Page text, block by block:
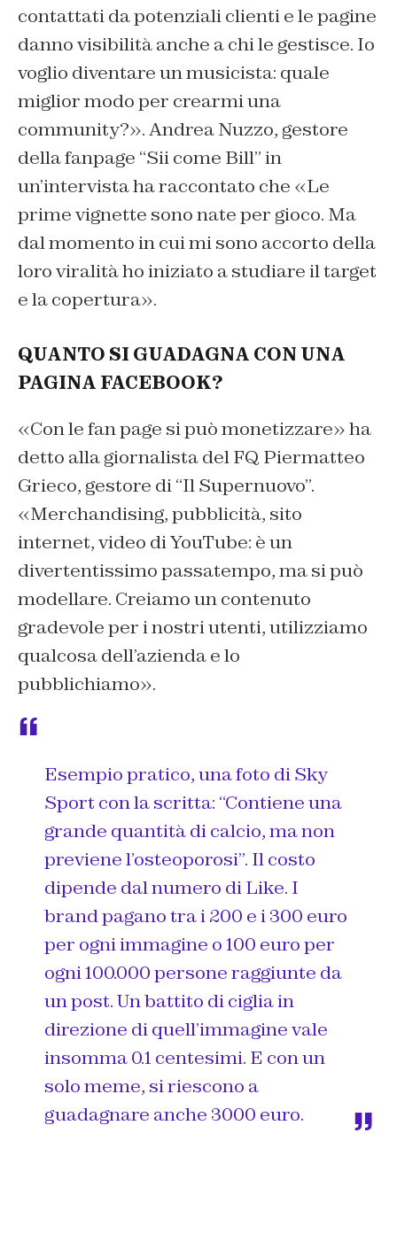
contattati da potenziali clienti e le pagine
danno visibilità anche a chi le gestisce. Io
voglio diventare un musicista: quale
miglior modo per crearmi una
community?». Andrea Nuzzo, gestore
della fanpage “Sii come Bill” in
un’intervista ha raccontato che «Le
prime vignette sono nate per gioco. Ma
dal momento in cui mi sono accorto della
loro viralità ho iniziato a studiare il target
e la copertura».
QUANTO SI GUADAGNA CON UNA
PAGINA FACEBOOK?
«Con le fan page si può monetizzare» ha
detto alla giornalista del FQ Piermatteo
Grieco, gestore di “Il Supernuovo”.
«Merchandising, pubblicità, sito
internet, video di YouTube: è un
divertentissimo passatempo, ma si può
modellare. Creiamo un contenuto
gradevole per i nostri utenti, utilizziamo
qualcosa dell’azienda e lo
pubblichiamo».
Esempio pratico, una foto di Sky
Sport con la scritta: “Contiene una
grande quantità di calcio, ma non
previene l’osteoporosi”. Il costo
dipende dal numero di Like. I
brand pagano tra i 200 e i 300 euro
per ogni immagine o 100 euro per
ogni 100.000 persone raggiunte da
un post. Un battito di ciglia in
direzione di quell’immagine vale
insomma 0.1 centesimi. E con un
solo meme, si riescono a
guadagnare anche 3000 euro.